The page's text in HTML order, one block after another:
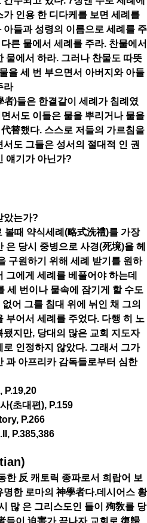
인용 한 디다케를 보면 세례를
들과 성령의 이름으로 세례를 주
른 물에서 세례를 주라. 찬물에서
물에서 하라. 그러나 찬물도 따뜻
을 세 번 부으면서 아버지와 아들
라
者)들은 한결같이 세례가 침례였
서도 이들은 물을 뿌리거나 물을
替했다. 스스로 저들의 가르침을
도 그들은 성서의 절대적 인 권
얘기가 아닌가?
았는가?
볼때 약식세례(略式洗禮)를 가장
은 당시 중병으로 사경(死境)을 헤
구원하기 위해 세례 받기를 원하
그에게 세례를 베풀어야 하는데
세 번이나 물속에 잠기게 할 수도
어 그를 침대 위에 뉘인 채 그의
부어서 세례를 주었다. 다행 히 노
지만, 당대의 많은 교회 지도자
인정하지 않았다. 그래서 그가
과 아프리카 감독들로부터 심한
P.19,20
(초대편), P.159
P.266
P.385,386
한 反 캐토릭 종파로서 희랍어 보
한 로마의 神學者다.데시어스 황
많 은 그리스도인 들이 殉敎를 당